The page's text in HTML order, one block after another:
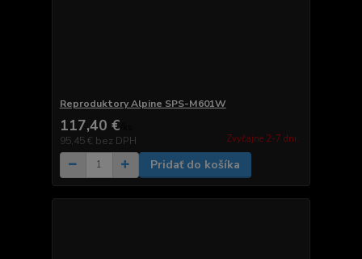
Reproduktory Alpine SPS-M601W
117,40 €
95,45 € bez DPH Zvyčajne 2-7 dni.
Pridať do košíka